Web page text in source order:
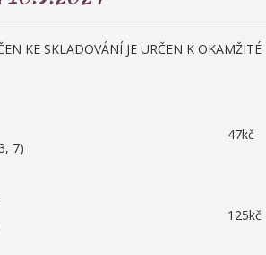
KE SKLADOVÁNÍ JE URČEN K OKAMŽITÉ
7)
47kč
125kč